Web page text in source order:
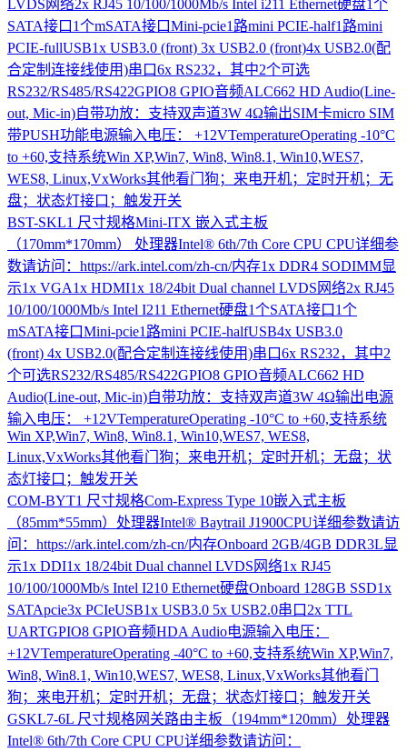
LVDS网络2x RJ45 10/100/1000Mb/s Intel i211 Ethernet硬盘1个
SATA接口1个mSATA接口Mini-pcie1路mini PCIE-half1路mini
PCIE-fullUSB1x USB3.0 (front) 3x USB2.0 (front)4x USB2.0(配
合定制连接线使用)串口6x RS232，其中2个可选
RS232/RS485/RS422GPIO8 GPIO音频ALC662 HD Audio(Line-
out, Mic-in)自带功放：支持双声道3W 4Ω输出SIM卡micro SIM
带PUSH功能电源输入电压： +12VTemperatureOperating -10°C
to +60,支持系统Win XP,Win7, Win8, Win8.1, Win10,WES7,
WES8, Linux,VxWorks其他看门狗；来电开机；定时开机；无
盘；状态灯接口；触发开关
BST-SKL1 尺寸规格Mini-ITX 嵌入式主板
（170mm*170mm） 处理器Intel® 6th/7th Core CPU CPU详细参
数请访问：https://ark.intel.com/zh-cn/内存1x DDR4 SODIMM显
示1x VGA1x HDMI1x 18/24bit Dual channel LVDS网络2x RJ45
10/100/1000Mb/s Intel I211 Ethernet硬盘1个SATA接口1个
mSATA接口Mini-pcie1路mini PCIE-halfUSB4x USB3.0
(front) 4x USB2.0(配合定制连接线使用)串口6x RS232，其中2
个可选RS232/RS485/RS422GPIO8 GPIO音频ALC662 HD
Audio(Line-out, Mic-in)自带功放：支持双声道3W 4Ω输出电源
输入电压： +12VTemperatureOperating -10°C to +60,支持系统
Win XP,Win7, Win8, Win8.1, Win10,WES7, WES8,
Linux,VxWorks其他看门狗；来电开机；定时开机；无盘；状
态灯接口；触发开关
COM-BYT1 尺寸规格Com-Express Type 10嵌入式主板
（85mm*55mm）处理器Intel® Baytrail J1900CPU详细参数请访
问：https://ark.intel.com/zh-cn/内存Onboard 2GB/4GB DDR3L显
示1x DDI1x 18/24bit Dual channel LVDS网络1x RJ45
10/100/1000Mb/s Intel I210 Ethernet硬盘Onboard 128GB SSD1x
SATApcie3x PCIeUSB1x USB3.0 5x USB2.0串口2x TTL
UARTGPIO8 GPIO音频HDA Audio电源输入电压：
+12VTemperatureOperating -40°C to +60,支持系统Win XP,Win7,
Win8, Win8.1, Win10,WES7, WES8, Linux,VxWorks其他看门
狗；来电开机；定时开机；无盘；状态灯接口；触发开关
GSKL7-6L 尺寸规格网关路由主板（194mm*120mm）处理器
Intel® 6th/7th Core CPU CPU详细参数请访问：